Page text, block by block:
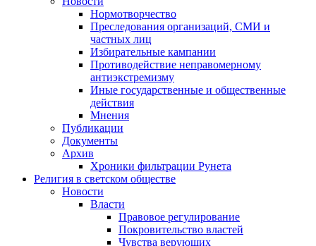
Нормотворчество
Преследования организаций, СМИ и
частных лиц
Избирательные кампании
Противодействие неправомерному
антиэкстремизму
Иные государственные и общественные
действия
Мнения
Публикации
Документы
Архив
Хроники фильтрации Рунета
Религия в светском обществе
Новости
Власти
Правовое регулирование
Покровительство властей
Чувства верующих